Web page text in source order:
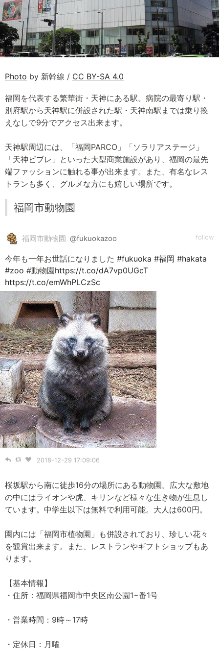
Photo by 新幹線 / CC BY-SA 4.0
福岡を代表する繁華街・天神にある駅。病院の最寄り駅・
別府駅から天神駅に併設された駅・天神南駅までは乗り換
えなしで9分でアクセス出来ます。
天神駅周辺には、「福岡PARCO」「ソラリアステージ」
「天神ビブレ」といった大型商業施設があり、福岡の最先
端ファッションに触れる事が出来ます。また、有名なレス
トランも多く、グルメな方にも嬉しい場所です。
福岡市動物園
福岡市動物園 @fukuokazoo follow
今年も一年お世話になりました #fukuoka #福岡 #hakata
#zoo #動物園https://t.co/dA7vp0UGcT
https://t.co/emWhPLCzSc
2018-12-29 17:09:06
桜坂駅から南に徒歩16分の場所にある動物園。広大な敷地
の中にはライオンや虎、キリンなど様々な生き物が生息し
ています。中学生以下は無料で利用可能。大人は600円。
園内には「福岡市植物園」も併設されており、珍しい花々
を観賞出来ます。また、レストランやギフトショップもあ
ります。
【基本情報】
・住所：福岡県福岡市中央区南公園1−番1号
・営業時間：9時～17時
・定休日：月曜